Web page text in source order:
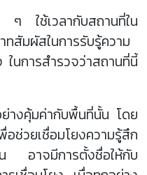
ใช้เวลากับสถานที่ใน
ทสัมผัสในการรับรู้ความ
การสำรวจว่าสถานที่นี้
ย่างคุ้มค่ากับพื้นที่นั้น โดย
วยเชื่อมโยงความรู้สึก
น อาจมีการตั้งชื่อให้กับ